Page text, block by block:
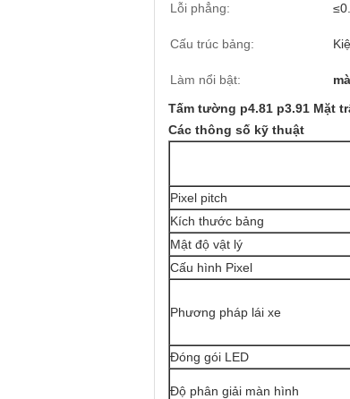
Lỗi phẳng:
Cấu trúc bảng:
Làm nổi bật:
Tấm tường p4.81 p3.91 Mặt
Các thông số kỹ thuật
Pixel pitch
Kích thước bảng
Mật độ vật lý
Cấu hình Pixel
Phương pháp lái xe
Đóng gói LED
Độ phân giải màn hình